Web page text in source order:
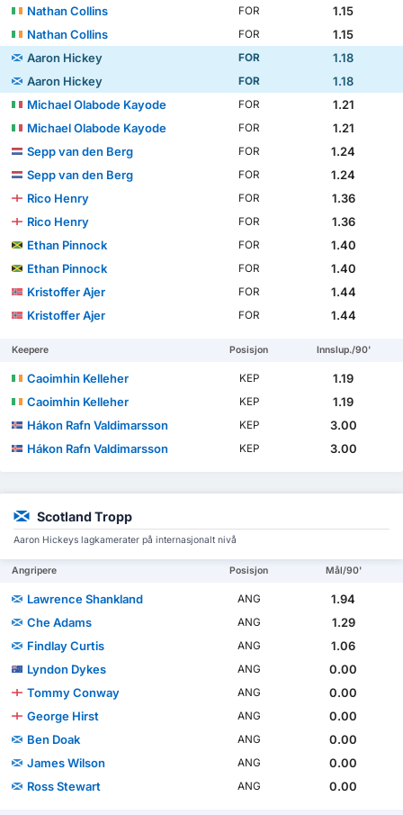
Nathan Collins FOR
1.15
Nathan Collins
FOR
1.15
Aaron Hickey
FOR
1.18
Aaron Hickey
FOR
1.18
Michael Olabode Kayode
FOR
1.21
Michael Olabode Kayode
FOR
1.21
Sepp van den Berg
FOR
1.24
Sepp van den Berg
FOR
1.24
Rico Henry
FOR
1.36
Rico Henry
FOR
1.36
Ethan Pinnock
FOR
1.40
Ethan Pinnock
FOR
1.40
Kristoffer Ajer
FOR
1.44
Kristoffer Ajer
FOR 1.44
Keepere Posisjon Innslup./90'
Caoimhin Kelleher KEP
1.19
Caoimhin Kelleher
KEP
1.19
Hákon Rafn Valdimarsson
KEP
3.00
Hákon Rafn Valdimarsson
KEP 3.00
Scotland Tropp
Aaron Hickeys lagkamerater på internasjonalt nivå
Angripere Posisjon Mål/90'
Lawrence Shankland ANG
1.94
Che Adams
ANG
1.29
Findlay Curtis
ANG
1.06
Lyndon Dykes
ANG
0.00
Tommy Conway
ANG
0.00
George Hirst
ANG
0.00
Ben Doak
ANG
0.00
James Wilson
ANG
0.00
Ross Stewart
ANG 0.00